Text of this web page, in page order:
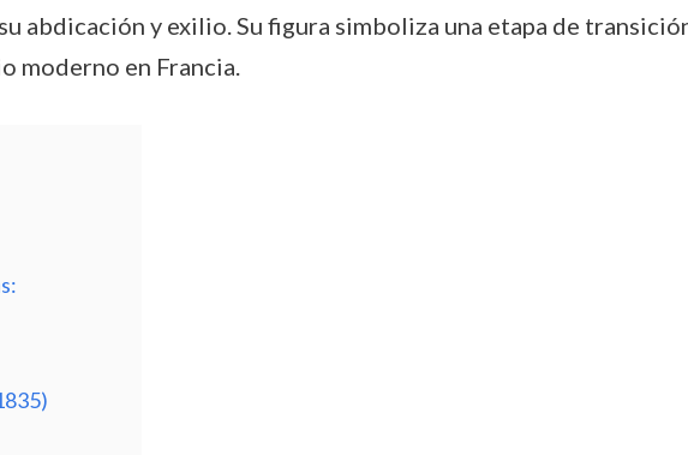
abdicación y exilio. Su figura simboliza una etapa de
moderno en Francia.